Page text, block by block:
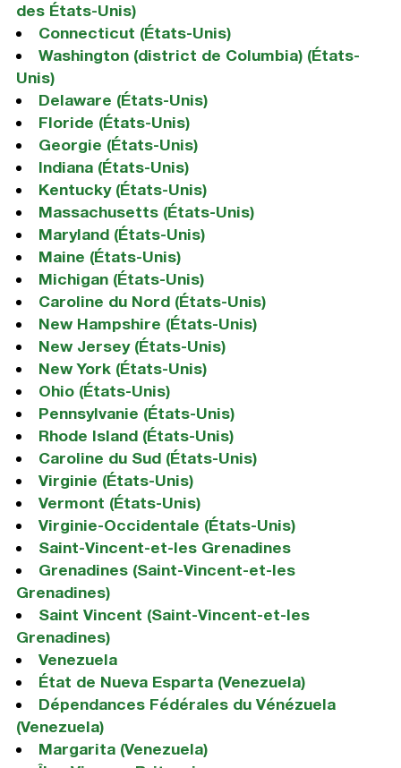
des États-Unis)
Connecticut (États-Unis)
Washington (district de Columbia) (États-
Unis)
Delaware (États-Unis)
Floride (États-Unis)
Georgie (États-Unis)
Indiana (États-Unis)
Kentucky (États-Unis)
Massachusetts (États-Unis)
Maryland (États-Unis)
Maine (États-Unis)
Michigan (États-Unis)
Caroline du Nord (États-Unis)
New Hampshire (États-Unis)
New Jersey (États-Unis)
New York (États-Unis)
Ohio (États-Unis)
Pennsylvanie (États-Unis)
Rhode Island (États-Unis)
Caroline du Sud (États-Unis)
Virginie (États-Unis)
Vermont (États-Unis)
Virginie-Occidentale (États-Unis)
Saint-Vincent-et-les Grenadines
Grenadines (Saint-Vincent-et-les
Grenadines)
Saint Vincent (Saint-Vincent-et-les
Grenadines)
Venezuela
État de Nueva Esparta (Venezuela)
Dépendances Fédérales du Vénézuela
(Venezuela)
Margarita (Venezuela)